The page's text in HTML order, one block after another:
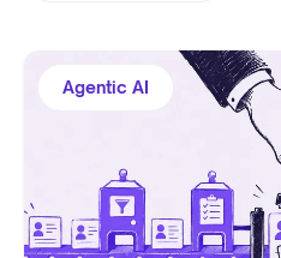
Agentic AI